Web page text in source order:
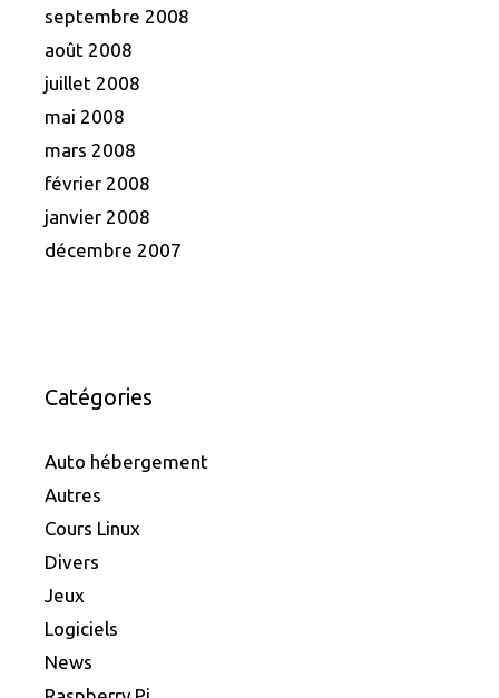
septembre 2008
août 2008
juillet 2008
mai 2008
mars 2008
février 2008
janvier 2008
décembre 2007
Catégories
Auto hébergement
Autres
Cours Linux
Divers
Jeux
Logiciels
News